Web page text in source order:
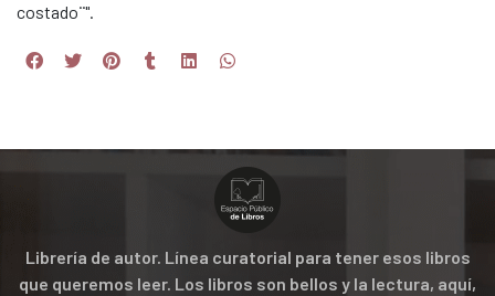
costado¨".
Librería de autor. Línea curatorial para tener esos libros
que queremos leer. Los libros son bellos y la lectura, aquí,